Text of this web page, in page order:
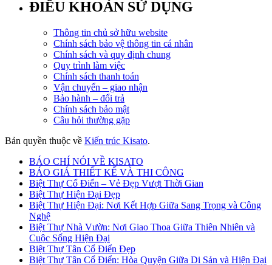
ĐIỀU KHOẢN SỬ DỤNG
Thông tin chủ sở hữu website
Chính sách bảo vệ thông tin cá nhân
Chính sách và quy định chung
Quy trình làm việc
Chính sách thanh toán
Vận chuyển – giao nhận
Bảo hành – đổi trả
Chính sách bảo mật
Câu hỏi thường gặp
Bản quyền thuộc về Kiến trúc Kisato.
BÁO CHÍ NÓI VỀ KISATO
BÁO GIÁ THIẾT KẾ VÀ THI CÔNG
Biệt Thự Cổ Điển – Vẻ Đẹp Vượt Thời Gian
Biệt Thự Hiện Đại Đẹp
Biệt Thự Hiện Đại: Nơi Kết Hợp Giữa Sang Trọng và Công
Nghệ
Biệt Thự Nhà Vườn: Nơi Giao Thoa Giữa Thiên Nhiên và
Cuộc Sống Hiện Đại
Biệt Thự Tân Cổ Điển Đẹp
Biệt Thự Tân Cổ Điển: Hòa Quyện Giữa Di Sản và Hiện Đại